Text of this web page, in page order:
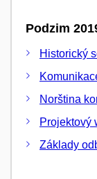
Podzim
Historický
Norština
Projektový
Základy